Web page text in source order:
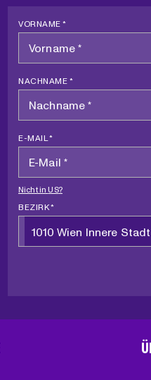
VORNAME *
NACHNAME *
E-MAIL *
Nicht inUS?
BEZIRK *
1010 Wien Innere Stadt